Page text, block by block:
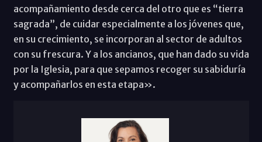
acompañamiento desde cerca del otro que es “tierra
sagrada”, de cuidar especialmente a los jóvenes que,
en su crecimiento, se incorporan al sector de adultos
con su frescura. Y a los ancianos, que han dado su vida
por la Iglesia, para que sepamos recoger su sabiduría
y acompañarlos en esta etapa».